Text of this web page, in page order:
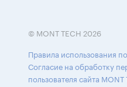
© MONT TECH 2026
Правила использования
Согласие на обработку
пользователя сайта MONT